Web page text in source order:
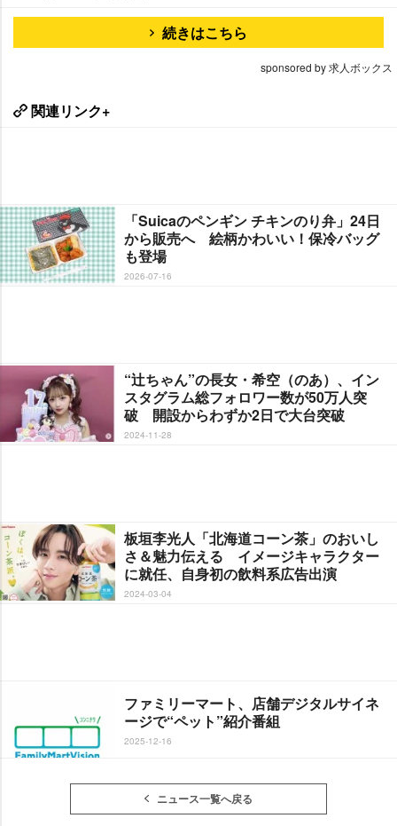
続きはこちら
sponsored by 求人ボックス
関連リンク+
「Suicaのペンギン チキンのり弁」24日
から販売へ 絵柄かわいい！保冷バッグ
も登場
2026-07-16
“辻ちゃん”の長女・希空（のあ）、イン
スタグラム総フォロワー数が50万人突
破 開設からわずか2日で大台突破
2024-11-28
板垣李光人「北海道コーン茶」のおいし
さ＆魅力伝える イメージキャラクター
に就任、自身初の飲料系広告出演
2024-03-04
ファミリーマート、店舗デジタルサイネ
ージで“ペット”紹介番組
2025-12-16
ニュース一覧へ戻る